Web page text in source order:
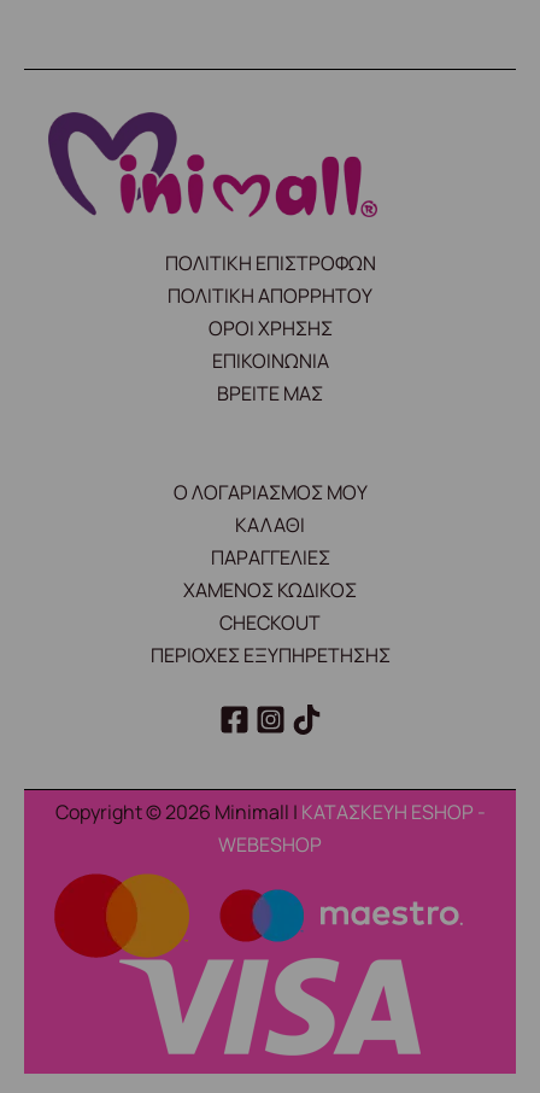
ΠΟΛΙΤΙΚΗ ΕΠΙΣΤΡΟΦΩΝ
ΠΟΛΙΤΙΚΗ ΑΠΟΡΡΗΤΟΥ
ΟΡΟΙ ΧΡΗΣΗΣ
ΕΠΙΚΟΙΝΩΝΙΑ
ΒΡΕΙΤΕ ΜΑΣ
Ο ΛΟΓΑΡΙΑΣΜΟΣ ΜΟΥ
ΚΑΛΑΘΙ
ΠΑΡΑΓΓΕΛΙΕΣ
ΧΑΜΕΝΟΣ ΚΩΔΙΚΟΣ
CHECKOUT
ΠΕΡΙΟΧΕΣ ΕΞΥΠΗΡΕΤΗΣΗΣ
Copyright © 2026 Minimall | ΚΑΤΑΣΚΕΥΗ ESHOP -
WEBESHOP